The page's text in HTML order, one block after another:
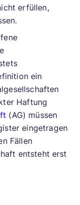
erfüllen,
ein
Haftung
(AG) müssen
eingetragen
Fällen
entsteht erst